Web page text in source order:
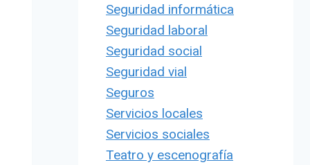
Seguridad informática
Seguridad laboral
Seguridad social
Seguridad vial
Seguros
Servicios locales
Servicios sociales
Teatro y escenografía